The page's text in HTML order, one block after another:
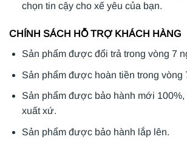
chọn tin cậy cho xế yêu của bạn.
CHÍNH SÁCH HỖ TRỢ KHÁCH HÀNG
Sản phẩm được đổi trả trong vòng 7
Sản phẩm được hoàn tiền trong vòng
Sản phẩm được bảo hành mới 100%,
xuất xứ.
Sản phẩm được bảo hành lắp lên.